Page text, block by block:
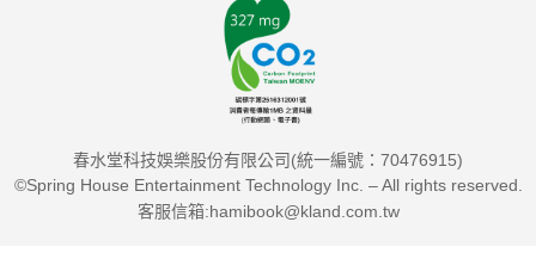
春水堂科技娛樂股份有限公司(統一編號：70476915)
©Spring House Entertainment Technology Inc. – All rights reserved.
客服信箱:hamibook@kland.com.tw